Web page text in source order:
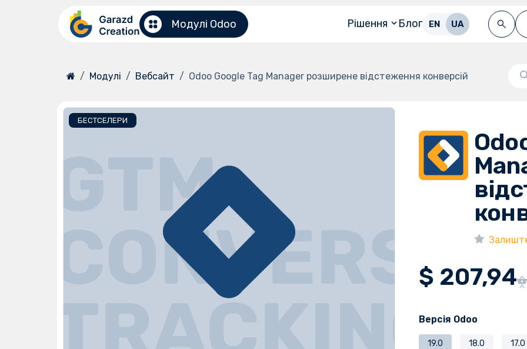
Модулі Odoo Рішення Блог EN UA
Модулі Вебсайт Odoo Google Tag Manager розширене відстеження конверсій
БЕСТСЕЛЕРИ
$ 207,94
Версія Odoo
19.0 18.0 17.0